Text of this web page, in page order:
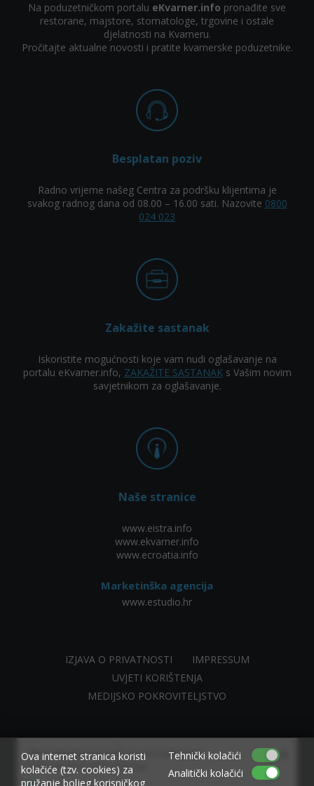
Allow www.ekvarner.info to send web push
notifications to your desktop.
×
Na poduzetničkom portalu eKvarner.info pronađite sve
restorane, majstore, stomatologe, trgovine i ostale
djelatnosti na Kvarneru.
Pročitajte aktualne novosti i pratite kvarnerske poduzetnike.
Besplatan poziv
Radno vrijeme našeg Centra za podršku klijentima je
svakog radnog dana od 08.00 – 16.00 sati. Nazovite 0800
024 023
Zakažite sastanak
Iskoristite mogućnosti koje vam nudi oglašavanje na
portalu eKvarner.info, ZAKAŽITE SASTANAKs Vašim novim
savjetnikom za oglašavanje.
Naše stranice
www.eistra.info
www.ekvarner.info
www.ecroatia.info
Marketinška agencija
www.estudio.hr
IZJAVA O PRIVATNOSTI
IMPRESSUM
UVJETI KORIŠTENJA
MEDIJSKO POKROVITELJSTVO
Ova internet stranica koristi
kolačiće (tzv. cookies) za
pružanje boljeg korisničkog
Tehnički kolačići
Analitički kolačići